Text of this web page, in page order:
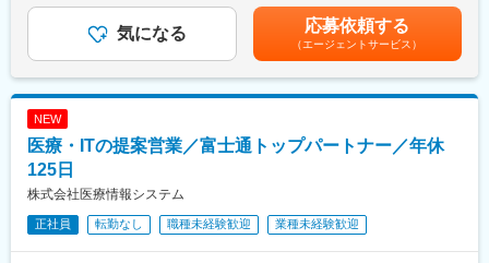
上の高齢者の人口は引き続き増加することが予想され、当社のビ
ジネスの対象となる循環器系の疾患等は特に拡大が想定されてい
変更の範囲：会社の定める業務
取扱い商品の販売に繋げます。
■専門性を高め、適切なコミュニケーションをとることからお客様
からの信頼獲得を目指します。
※入社時点での専門知識は不要です※
【一般的な１日の流れ】
■朝、病院に直行。日中は病院にて手術立合いを午前1例、午後1
～2例ほど行います。その後事務所に戻り、事務作業（事務員への
＞予定年収はあくまでも目安の金額であり、選考を通じて上下す
る可能性があります。■別途インセンティブ制度有・賞与：年2回
支給（約5か月分）・昇給・昇格：1回/年賃金はあくまでも目安の
金額であり、選考を通じて上下する可能性があります。月給(月額)
は固定手当を含めた表記です。
気になる 応募依頼する
（エージェントサービス）
NEW
医療・ITの提案営業／富士通トップパートナー／年休
125日
株式会社医療情報システム
正社員 転勤なし 職種未経験歓迎 業種未経験歓迎